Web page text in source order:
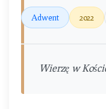
Adwent 2022
Wierzę w